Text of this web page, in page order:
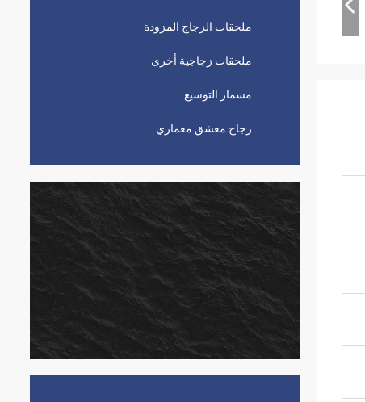
ملحقات الزجاج المزودة
ملحقات زجاجية أخرى
مسمار التوسيع
زجاج معشق معماري